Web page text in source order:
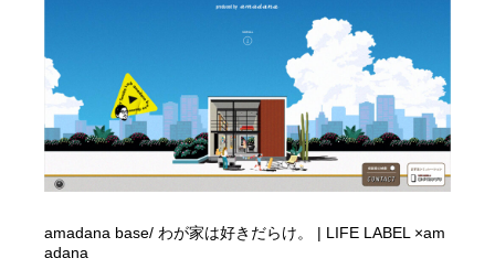
amadana base/ わが家は好きだらけ。 | LIFE LABEL ×am
adana